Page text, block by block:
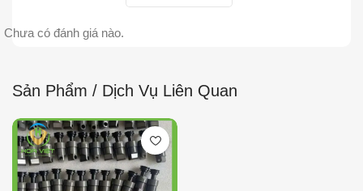
Chưa có đánh giá nào.
Sản Phẩm / Dịch Vụ Liên Quan